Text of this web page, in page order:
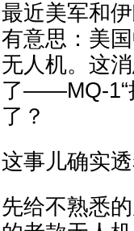
最近美军和
有意思：美
无人机。这
了——MQ-1“
了？
这事儿确实透
先给不熟悉